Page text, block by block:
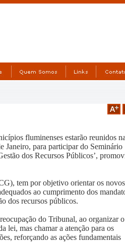
fluminenses estarão reunidos na
Janeiro, para participar do Seminário
dos Recursos Públicos’,
tem por objetivo orientar os novos
ao cumprimento dos
dos recursos públicos.
do Tribunal, ao organizar o
lei, mas chamar a atenção para os
reforçando as ações fundamentais